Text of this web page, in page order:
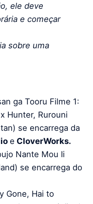
ele deve
e começar
sobre uma
ga Tooru Filme 1:
Hunter, Rurouni
se encarrega da
e CloverWorks.
Nante Mou Ii
se encarrega do
Gone, Hai to